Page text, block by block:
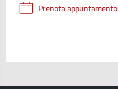
Prenota appuntamento